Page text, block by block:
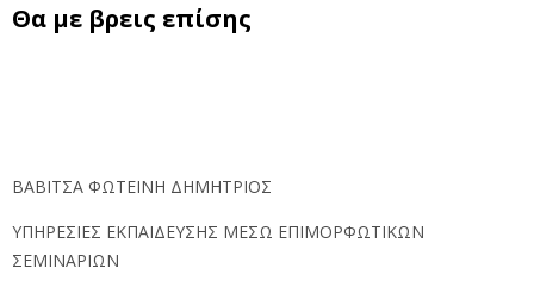
Θα με βρεις επίσης
ΒΑΒΙΤΣΑ ΦΩΤΕΙΝΗ ΔΗΜΗΤΡΙΟΣ
ΥΠΗΡΕΣΙΕΣ ΕΚΠΑΙΔΕΥΣΗΣ ΜΕΣΩ ΕΠΙΜΟΡΦΩΤΙΚΩΝ
ΣΕΜΙΝΑΡΙΩΝ